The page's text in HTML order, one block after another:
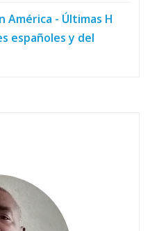
- Últimas H
españoles y del